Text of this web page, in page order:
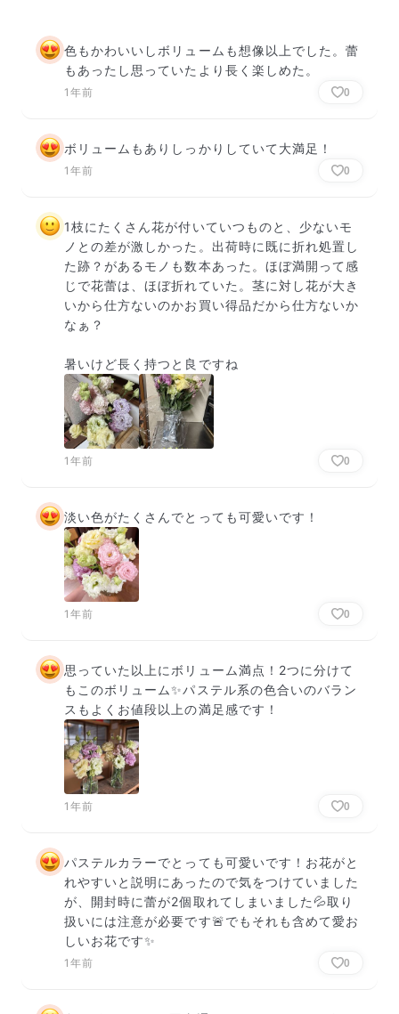
色もかわいいしボリュームも想像以上でした。蕾
もあったし思っていたより長く楽しめた。
1年前 0
ボリュームもありしっかりしていて大満足！
1年前 0
1枝にたくさん花が付いていつものと、少ないモ
ノとの差が激しかった。出荷時に既に折れ処置し
た跡？があるモノも数本あった。ほぼ満開って感
じで花蕾は、ほぼ折れていた。茎に対し花が大き
いから仕方ないのかお買い得品だから仕方ないか
なぁ？
暑いけど長く持つと良ですね
1年前 0
淡い色がたくさんでとっても可愛いです！
1年前 0
思っていた以上にボリューム満点！2つに分けて
もこのボリューム✨パステル系の色合いのバラン
スもよくお値段以上の満足感です！
1年前 0
パステルカラーでとっても可愛いです！お花がと
れやすいと説明にあったので気をつけていました
が、開封時に蕾が2個取れてしまいました💦取り
扱いには注意が必要です🚨でもそれも含めて愛お
しいお花です✨
1年前 0